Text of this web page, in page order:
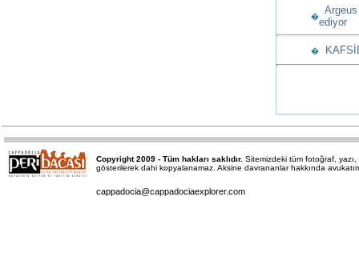
�ediyor
�
Copyright 2009 - Tüm hakları saklıdır. Sitemizdeki tüm fotoğraf,
gösterilerek dahi kopyalanamaz. Aksine davrananlar hakkında
cappadocia@cappadociaexplorer.com